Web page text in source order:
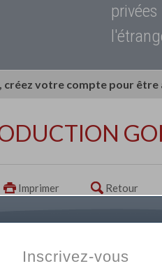
créez votre compte pour
Imprimer Retour
Inscrivez-vous